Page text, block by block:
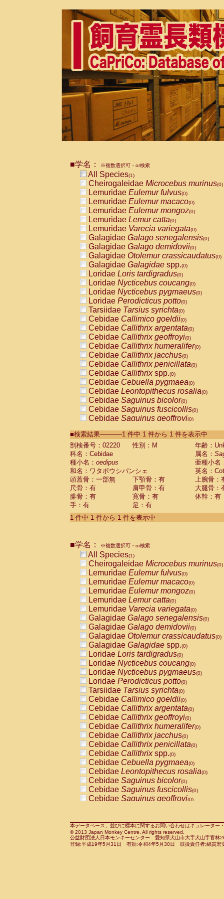
■学名： ※複数選択可・or検索
All Species(1)
Cheirogaleidae Microcebus murinus(0)
Lemuridae Eulemur fulvus(0)
Lemuridae Eulemur macaco(0)
Lemuridae Eulemur mongoz(0)
Lemuridae Lemur catta(0)
Lemuridae Varecia variegata(0)
Galagidae Galago senegalensis(0)
Galagidae Galago demidovii(0)
Galagidae Otolemur crassicaudatus(0)
Galagidae Galagidae spp.(0)
Loridae Loris tardigradus(0)
Loridae Nycticebus coucang(0)
Loridae Nycticebus pygmaeus(0)
Loridae Perodicticus potto(0)
Tarsiidae Tarsius syrichta(0)
Cebidae Callimico goeldii(0)
Cebidae Callithrix argentata(0)
Cebidae Callithrix geoffroyi(0)
Cebidae Callithrix humeralifer(0)
Cebidae Callithrix jacchus(0)
Cebidae Callithrix penicillata(0)
Cebidae Callithrixspp.(0)
Cebidae Cebuella pygmaea(0)
Cebidae Leontopithecus rosalia(0)
Cebidae Saguinus bicolor(0)
Cebidae Saguinus fuscicollis(0)
Cebidae Saguinus geoffroyi(0)
CebidaeSaguinus labiatus(0)
Cebidae Saguinus leucopus (0)
Cebidae
Cebidae
CebidaeSaguinus nigricollis (0)
Cebidae Saguinus oedipus
Cebidae Saguinus weddelli
Cebidae Saguinusspp.
Cebidae Aotus trivirgatus
Cebidae Cebus albifrons
CebidaeCebus nigrivittatus
CebidaeCebus
CebidaeSaimiri boliviensis(0)
CebidaeSaimiri sciureus(0)
AtelidaeAlouatta caraya(0)
AtelidaeAlouatta fusca(0)
AtelidaeAlouatta seniculus
AtelidaeAlouattaspp.(0)
AtelidaeAteles belzebuth(0)
AtelidaeAteles geoffroyi(0)
AtelidaeAteles paniscus(0)
AtelidaeAtelesspp.(0)
Atelidae Lagothrix lagothricha
AtelidaeLagothrix lagothricha cana
PitheciidaeCacajao calvus
PitheciidaeCallicebus cupreus
PitheciidaeCallicebus donacophilus
PitheciidaeCallicebus moloch
PitheciidaeCallicebus torquatus
PitheciidaeCallicebusspp.(0)
PitheciidaeChiropotes satanas(0)
PitheciidaePithecia monachus
PitheciidaePithecia pithecia(0)
CercopithecidaeCercocebus agilis
CercopithecidaeCercocebus
CercopithecidaeCercocebus
CercopithecidaeCercocebus
CercopithecidaeCercocebus
CercopithecidaeCercocebushybrid
CercopithecidaePapio anubis(0)
CercopithecidaePapio cynocephalus
CercopithecidaePapio hamadryas(0)
■検索結果-----------1 件中 1 件から 1 件を表示中
剖検番号：02220
性別：M
年齢：
科名：Cebidae
属名：
種小名： oedipus
亜種小名
和名：ワタボウシパンシェ
英名：
頭蓋骨：一部無
下顎骨：有
上腕骨：
尺骨：有
肩甲骨：有
大腿骨：
腓骨：有
寛骨：有
体幹：有
手：有
足：有
1 件中 1 件から 1 件を表示中
■学名： ※複数選択可・or検索
All Species(1)
Cheirogaleidae Microcebus murinus(0)
Lemuridae Eulemur fulvus(0)
Lemuridae Eulemur macaco(0)
Lemuridae Eulemur mongoz(0)
Lemuridae Lemur catta(0)
Lemuridae Varecia variegata(0)
Galagidae Galago senegalensis(0)
Galagidae Galago demidovii(0)
Galagidae Otolemur crassicaudatus(0)
Galagidae Galagidae spp.(0)
Loridae Loris tardigradus(0)
Loridae Nycticebus coucang(0)
Loridae Nycticebus pygmaeus(0)
Loridae Perodicticus potto(0)
Tarsiidae Tarsius syrichta(0)
Cebidae Callimico goeldii(0)
Cebidae Callithrix argentata(0)
Cebidae Callithrix geoffroyi(0)
Cebidae Callithrix humeralifer(0)
Cebidae Callithrix jacchus(0)
Cebidae Callithrix penicillata(0)
Cebidae Callithrixspp.(0)
Cebidae Cebuella pygmaea(0)
Cebidae Leontopithecus rosalia(0)
Cebidae Saguinus bicolor(0)
Cebidae Saguinus fuscicollis(0)
Cebidae Saguinus geoffroyi(0)
CebidaeSaguinus leucopus(0)
CebidaeSaguinus midas(0)
Cebidae Saguinus mystax(0)
本データベース、並びに標本に関するお問い合わせはキュレータ
© 2013 Japan Monkey Centre. All rights reserved.
公益財団法人日本モンキーセンター 愛知県犬山市大字犬山字官
登録:平成19年5月31日 有効:令和4年5月30日 取扱責任者:綿貫宏